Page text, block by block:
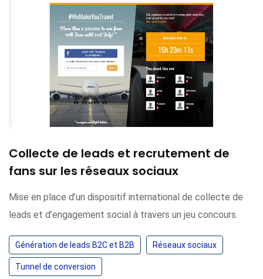
Collecte de leads et recrutement de
fans sur les réseaux sociaux
Mise en place d’un dispositif international de collecte de
leads et d’engagement social à travers un jeu concours.
Génération de leads B2C et B2B Réseaux sociaux
Tunnel de conversion